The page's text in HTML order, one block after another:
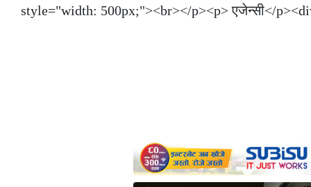
style="width: 500px;"><br></p><p> एजेन्सी</